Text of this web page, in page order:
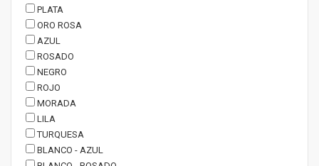
PLATA
ORO ROSA
AZUL
ROSADO
NEGRO
ROJO
MORADA
LILA
TURQUESA
BLANCO - AZUL